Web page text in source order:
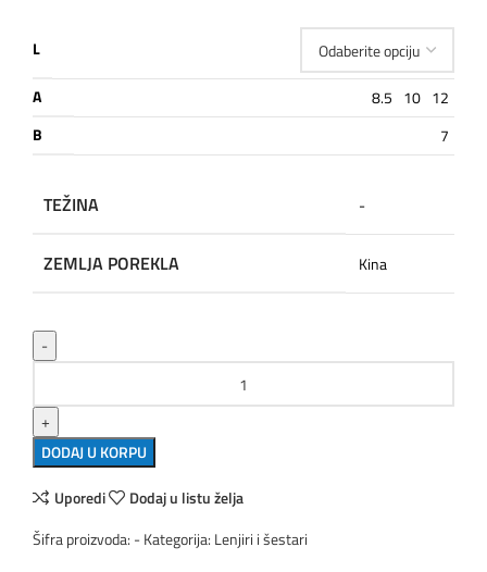
L
A 8.5 10 12
B
7
TEŽINA -
ZEMLJA POREKLA Kina
DODAJ U KORPU
Uporedi
Dodaj u listu želja
Šifra proizvoda: -Kategorija: Lenjiri i šestari